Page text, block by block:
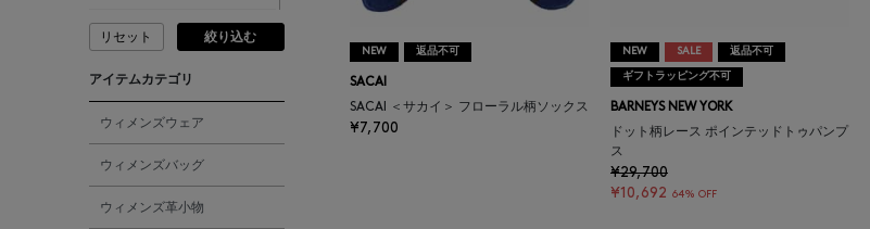
ADLIN HUE
ADVISORY BOARD
CRYSTALS
リセット 絞り込む
アイテムカテゴリ
ウィメンズウェア
ウィメンズバッグ
ウィメンズ革小物
NEW 返品不可
SACAI
SACAI ＜サカイ＞ フローラル柄ソックス
¥7,700
NEW SALE 返品不可
ギフトラッピング不可
BARNEYS NEW YORK
ドット柄レース ポインテッドトゥパンプ
ス
¥29,700
¥10,692 64% OFF